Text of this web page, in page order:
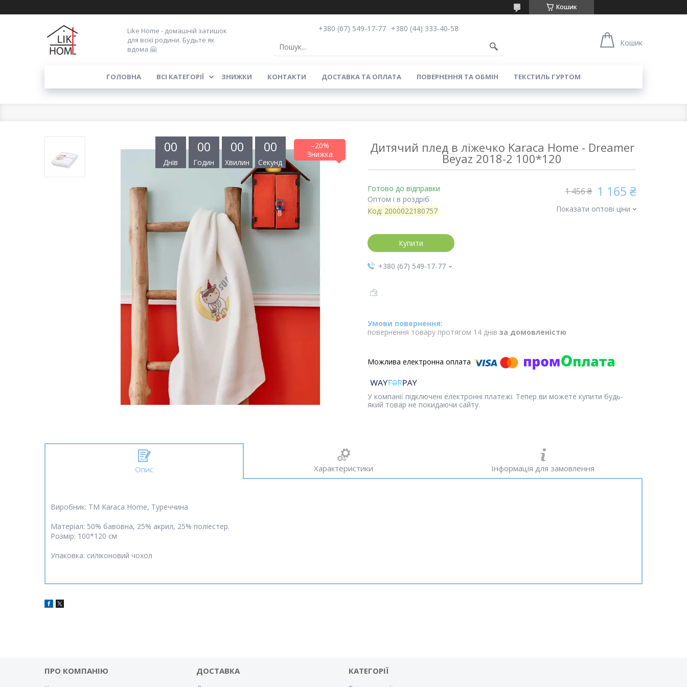
Кошик
Like Home - домашній затишок
для всієї родини. Будьте як
вдома 🤗
+380 (67) 549-17-77 +380 (44) 333-40-58
Кошик
ГОЛОВНА ВСІ КАТЕГОРІЇ ЗНИЖКИ КОНТАКТИ ДОСТАВКА ТА ОПЛАТА ПОВЕРНЕННЯ ТА ОБМІН ТЕКСТИЛЬ ГУРТОМ
–20%
00
Днів
00
Годин
00
Хвилин
00
Секунд
Дитячий плед в ліжечко Karaca Home - Dreamer
Beyaz 2018-2 100*120
Готово до відправки
Оптом і в роздріб
Код: 2000022180757
1 456 ₴ 1 165 ₴
Показати оптові ціни
Купити
+380 (67) 549-17-77
повернення товару протягом 14 днів за домовленістю
У компанії підключені електронні платежі. Тепер ви можете купити будь-
який товар не покидаючи сайту.
Опис Характеристики Інформація для замовлення
Виробник: ТМ Karaca Home, Туреччина
Матеріал: 50% бавовна, 25% акрил, 25% поліестер.
Розмір: 100*120 см
Упаковка: силіконовий чохол
ПРО КОМПАНІЮ ДОСТАВКА КАТЕГОРІЇ